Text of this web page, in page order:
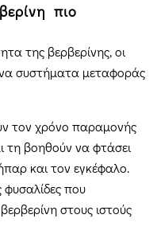
πιο
της βερβερίνης, οι
συστήματα μεταφοράς
τον χρόνο παραμονής
τη βοηθούν να φτάσει
και τον εγκέφαλο.
που
στους ιστούς